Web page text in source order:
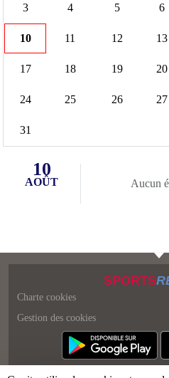
3 4 5 6
10 11 12 13
17 18 19 20
24 25 26 27
31
10
AOÛT Aucun
SPORTS
Charte cookies
Gestion des cookies